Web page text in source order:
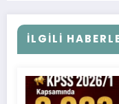
İLGILI